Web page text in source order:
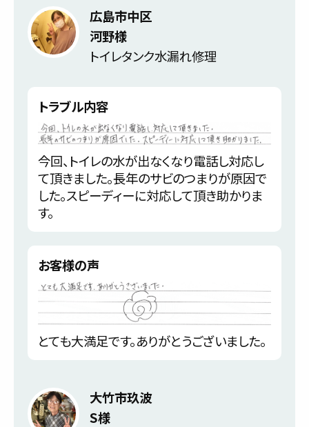
広島市中区
河野様
トイレタンク水漏れ修理
トラブル内容
今回、トイレの水が出なくなり電話し対応し
て頂きました。長年のサビのつまりが原因で
した。スピーディーに対応して頂き助かりま
す。
お客様の声
とても大満足です。ありがとうございました。
大竹市玖波
S様